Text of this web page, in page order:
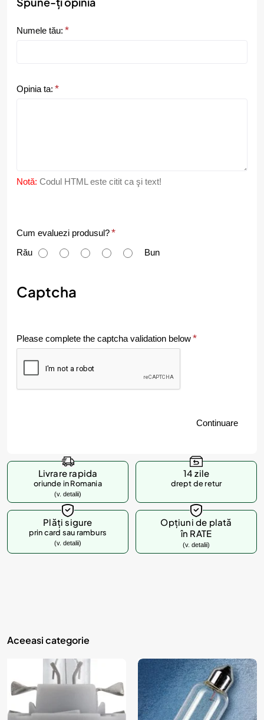
Numele tău:
Opinia ta:
Notă: Codul HTML este citit ca şi text!
C
u
e
l
e
r
d
Cum evaluezi produsul?
Rău
Bun
Captcha
Please complete the captcha validation below
Continuare
Livrare rapida
oriunde in Romania
(v. detalii)
14 zile
drept de retur
Plăți sigure
prin card sau ramburs
(v. detalii)
Opțiuni de plată
în RATE
(v. detalii)
Aceeasi categorie